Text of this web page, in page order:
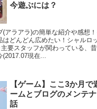
今遊ぶには？
アラアラ)の簡単な紹介や感想！
はどんどん広めたい！シャルロ
要スタッフが関わっている、
(2017.07現在...
【ゲーム】ここ3か月で
ームとブログのメンテ
話